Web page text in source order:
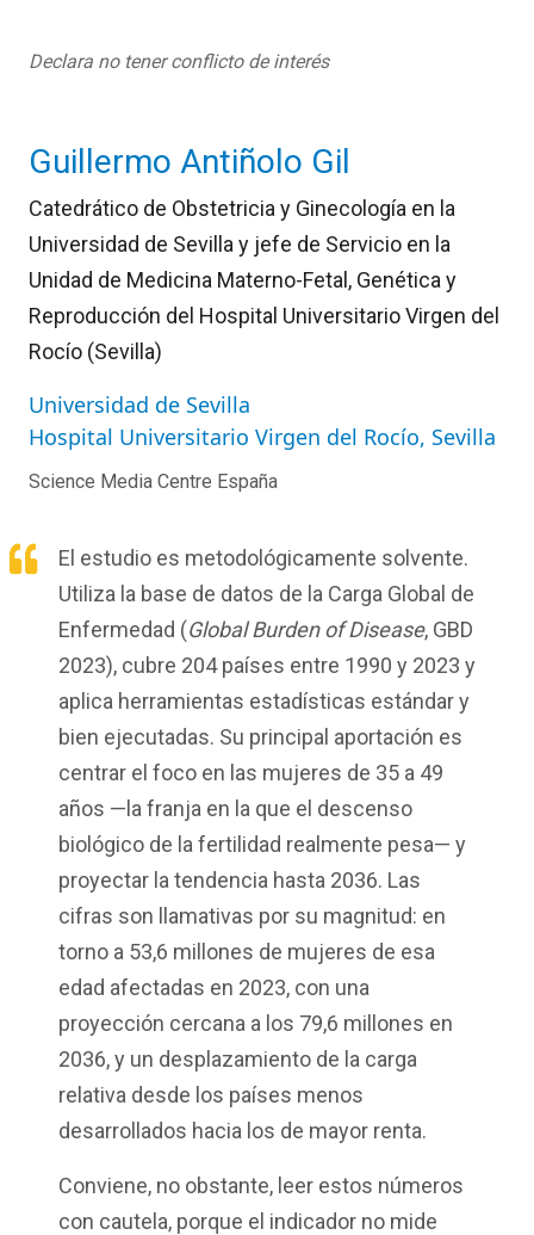
Declara no tener conflicto de interés
Guillermo Antiñolo Gil
Catedrático de Obstetricia y Ginecología en la
Universidad de Sevilla y jefe de Servicio en la
Unidad de Medicina Materno-Fetal, Genética y
Reproducción del Hospital Universitario Virgen del
Rocío (Sevilla)
Universidad de Sevilla
Hospital Universitario Virgen del Rocío, Sevilla
Science Media Centre España
El estudio es metodológicamente solvente.
Utiliza la base de datos de la Carga Global de
Enfermedad (Global Burden of Disease, GBD
2023), cubre 204 países entre 1990 y 2023 y
aplica herramientas estadísticas estándar y
bien ejecutadas. Su principal aportación es
centrar el foco en las mujeres de 35 a 49
años —la franja en la que el descenso
biológico de la fertilidad realmente pesa— y
proyectar la tendencia hasta 2036. Las
cifras son llamativas por su magnitud: en
torno a 53,6 millones de mujeres de esa
edad afectadas en 2023, con una
proyección cercana a los 79,6 millones en
2036, y un desplazamiento de la carga
relativa desde los países menos
desarrollados hacia los de mayor renta.
Conviene, no obstante, leer estos números
con cautela, porque el indicador no mide